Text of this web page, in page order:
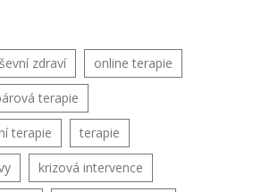
zdraví online terapie
terapie
terapie terapie
krizová intervence